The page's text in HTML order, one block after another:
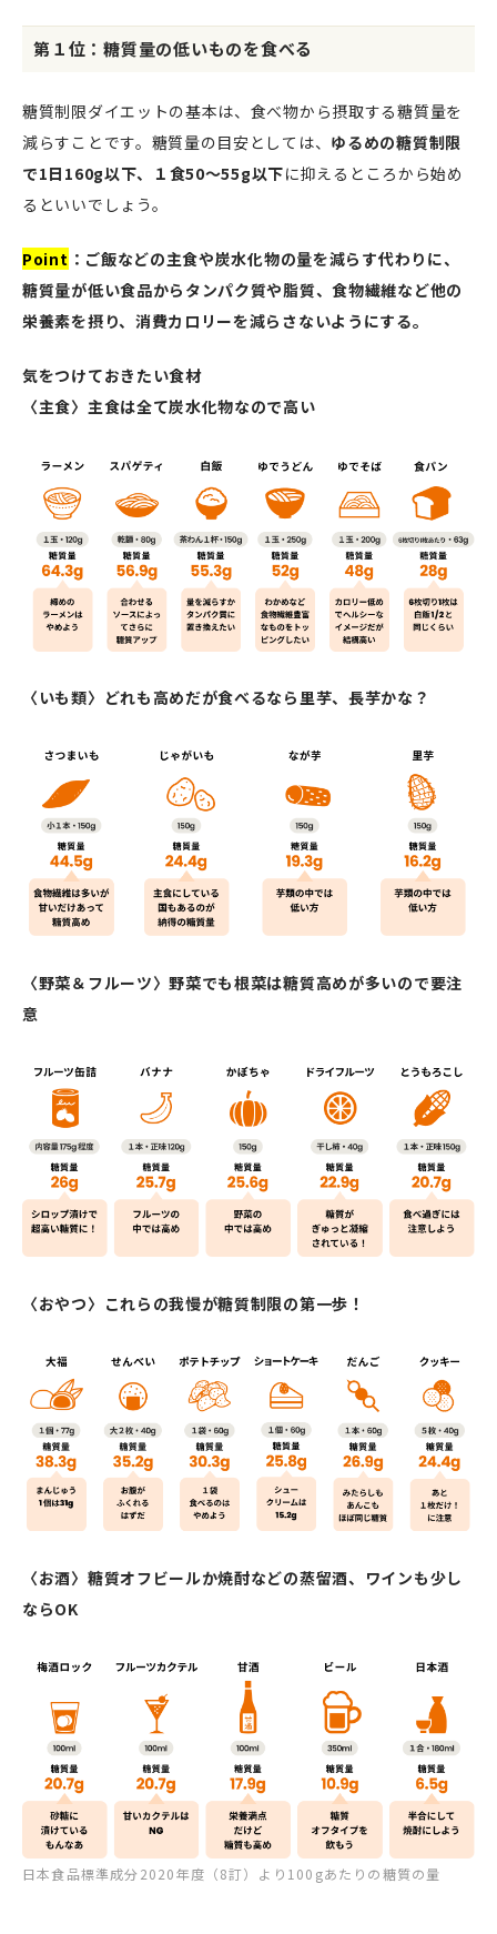
第１位：糖質量の低いものを食べる
糖質制限ダイエットの基本は、食べ物から摂取する糖質量を
減らすことです。糖質量の目安としては、 ゆるめの糖質制限
で1日160g以下、１食50〜55g以下に抑えるところから始め
るといいでしょう。
Point ：ご飯などの主食や炭水化物の量を減らす代わりに、
糖質量が低い食品からタンパク質や脂質、食物繊維など他の
栄養素を摂り、消費カロリーを減らさないようにする。
気をつけておきたい食材
〈主食〉主食は全て炭水化物なので高い
〈いも類〉どれも高めだが食べるなら里芋、長芋かな？
〈野菜＆フルーツ〉野菜でも根菜は糖質高めが多いので要注
意
〈おやつ〉これらの我慢が糖質制限の第一歩！
〈お酒〉糖質オフビールか焼酎などの蒸留酒、ワインも少し
ならOK
日本食品標準成分2020年度（8訂）より100gあたりの糖質の量